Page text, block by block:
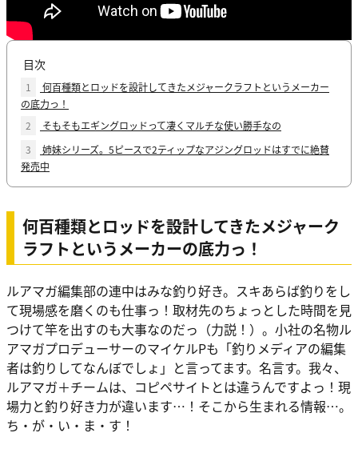
目次
1
何百種類とロッドを設計してきたメジャークラフトというメーカー
の底力っ！
2
そもそもエギングロッドって凄くマルチな使い勝手なの
3
姉妹シリーズ。5ピースで2ティップなアジングロッドはすでに絶賛
発売中
何百種類とロッドを設計してきたメジャーク
ラフトというメーカーの底力っ！
ルアマガ編集部の連中はみな釣り好き。スキあらば釣りをし
て現場感を磨くのも仕事っ！取材先のちょっとした時間を見
つけて竿を出すのも大事なのだっ（力説！）。小社の名物ル
アマガプロデューサーのマイケルPも「釣りメディアの編集
者は釣りしてなんぼでしょ」と言ってます。名言す。我々、
ルアマガ＋チームは、コピペサイトとは違うんですよっ！現
場力と釣り好き力が違います…！そこから生まれる情報…。
ち・が・い・ま・す！